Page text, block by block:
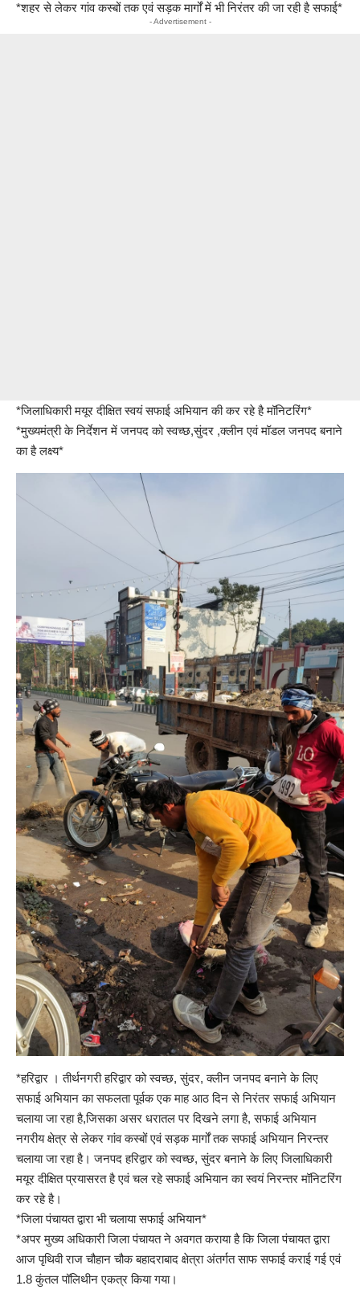
*शहर से लेकर गांव कस्बों तक एवं सड़क मार्गों में भी निरंतर की जा रही है सफाई*
- Advertisement -
*जिलाधिकारी मयूर दीक्षित स्वयं सफाई अभियान की कर रहे है मॉनिटरिंग*
*मुख्यमंत्री के निर्देशन में जनपद को स्वच्छ,सुंदर ,क्लीन एवं मॉडल जनपद बनाने
का है लक्ष्य*
*हरिद्वार । तीर्थनगरी हरिद्वार को स्वच्छ, सुंदर, क्लीन जनपद बनाने के लिए
सफाई अभियान का सफलता पूर्वक एक माह आठ दिन से निरंतर सफाई अभियान
चलाया जा रहा है,जिसका असर धरातल पर दिखने लगा है, सफाई अभियान
नगरीय क्षेत्र से लेकर गांव कस्बों एवं सड़क मार्गों तक सफाई अभियान निरन्तर
चलाया जा रहा है। जनपद हरिद्वार को स्वच्छ, सुंदर बनाने के लिए जिलाधिकारी
मयूर दीक्षित प्रयासरत है एवं चल रहे सफाई अभियान का स्वयं निरन्तर मॉनिटरिंग
कर रहे है।
*जिला पंचायत द्वारा भी चलाया सफाई अभियान*
*अपर मुख्य अधिकारी जिला पंचायत ने अवगत कराया है कि जिला पंचायत द्वारा
आज पृथिवी राज चौहान चौक बहादराबाद क्षेत्रा अंतर्गत साफ सफाई कराई गई एवं
1.8 कुंतल पॉलिथीन एकत्र किया गया।